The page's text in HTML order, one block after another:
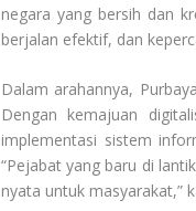
negara yang bersih dan
berjalan efektif, dan
Dalam arahannya,
Dengan kemajuan
implementasi sistem
“Pejabat yang baru di
nyata untuk masyarakat,”